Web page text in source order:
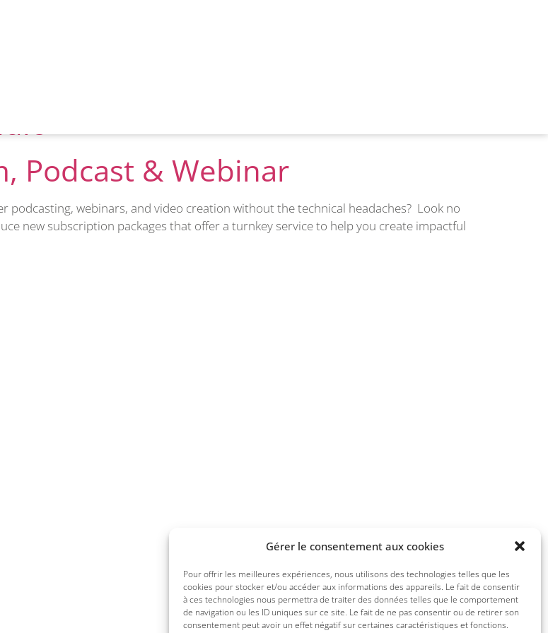
Gérer le consentement aux cookies
Pour offrir les meilleures expériences, nous utilisons des technologies telles que les
cookies pour stocker et/ou accéder aux informations des appareils. Le fait de consentir
à ces technologies nous permettra de traiter des données telles que le comportement
de navigation ou les ID uniques sur ce site. Le fait de ne pas consentir ou de retirer son
consentement peut avoir un effet négatif sur certaines caractéristiques et fonctions.
show audiovisuel sur la santé
Podcast & Webinar
podcasting, webinars, and video creation without the technical headaches? Look no
new subscription packages that offer a turnkey service to help you create impactful